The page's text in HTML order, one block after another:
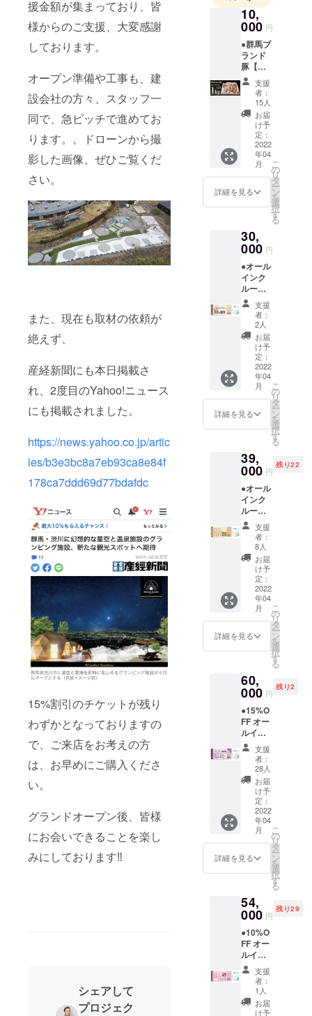
援金額が集まっており、皆
様からのご支援、大変感謝
しております。
オープン準備や工事も、建
設会社の方々、スタッフ一
同で、急ピッチで進めてお
ります。。ドローンから撮
影した画像、ぜひご覧くだ
さい。
また、現在も取材の依頼が
絶えず、
産経新聞にも本日掲載さ
れ、2度目のYahoo!ニュース
にも掲載されました。
https://news.yahoo.co.jp/artic
les/b3e3bc8a7eb93ca8e84f
178ca7ddd69d77bdafdc
15%割引のチケットが残り
わずかとなっておりますの
で、ご来店をお考えの方
は、お早めにご購入くださ
い。
グランドオープン後、皆様
にお会いできることを楽し
みにしております‼︎
シェアして
プロジェク
本全国の
方々に、非
日常的な空
間をお楽し
みいただ
き、また、
地元の肉や
野菜、それ
らを使った
料理などを
楽しんでい
ただく事
元のPRに
なっていけ
ればと思っ
ています。
よろしくお
願いいたし
10,
000 円
●群馬ブ
ランド
豚【細
谷のま
る豚】
1キログ
ラム ●
お礼の
メール
◆グラ
ンピン
グ場で
提供し
ている
群馬の
ブラン
谷のま
る豚) 1
キログ
ラムを
郵送し
ます。
画像は
1.4kg分
のイ
メージ
です。
写真は
1.4kgの
イメー
ジで
す。写
真の中
から1kg
送りし
ます。
支援
者：
15人
お届
け予
定：
2022
年04
月
詳細を見る
こ
の
リ
タ
ー
ン
を
選
択
す
る
30,
000 円
●オール
インク
ルーシ
ブ付き
【ドー
ムホテ
ル型グ
ランピ
ングリ
ゾート
宿泊料
30%オ
フクー
ポン】
●オリジ
ナルモ
バッテ
リー ●
お礼の
メール
◆グラ
ンド
オープ
ン後に
ご宿泊
いただ
ける
「リ
ゾート
宿泊」
割引
クーポ
ンで
場され
る方全
員分の
宿泊料
から割
引いた
しま
す。 地
元の素
材をふ
んだん
に使っ
た夕
食、朝
食付
き。お
飲み物
放題で
す。 ロ
モバイ
ルバッ
テリー
付き。
専属コ
ンシェ
ルジュ
支援
者：
2人
お届
け予
定：
2022
年04
月
詳細を見る
こ
の
リ
タ
ー
ン
を
選
択
す
る
39,
000 円
残り22
●オール
インク
ルーシ
ブ付き
【ドー
ムホテ
ル型グ
ランピ
ングリ
ゾート
１泊２
日宿泊
券（親
子チ
ケッ
ト）
オリジ
ナルモ
バイル
バッテ
リー ●
感謝の
メール
◆グラ
ンド
オープ
ン後
に、大
人１
名、子
供１名
（小学
生以
「リ
ゾート
宿泊」
チケッ
トで
す。
（通常
販売価
格：
44000
円〜）
支援
者：
8人
お届
け予
定：
2022
年04
月
詳細を見る
こ
の
リ
タ
ー
ン
を
選
択
す
る
60,
000 円
残り2
●15%O
FF オー
ルイン
クルー
シブ付
【ドー
ムホテ
ル型グ
ランピ
ングリ
ゾート
１泊２
日宿泊
券（ペ
ア）
オリジ
ナルモ
バイル
バッテ
リー ●
お礼の
メール
◆グラ
ンド
オープ
ン後に
支援
者：
28人
お届
け予
定：
2022
年04
月
詳細を見る
こ
の
リ
タ
ー
ン
を
選
択
す
る
54,
000 円
残り29
●10%O
FF オー
ルイン
クルー
シブ付
【ドー
ムホテ
支援
者：
1人
お届
け予